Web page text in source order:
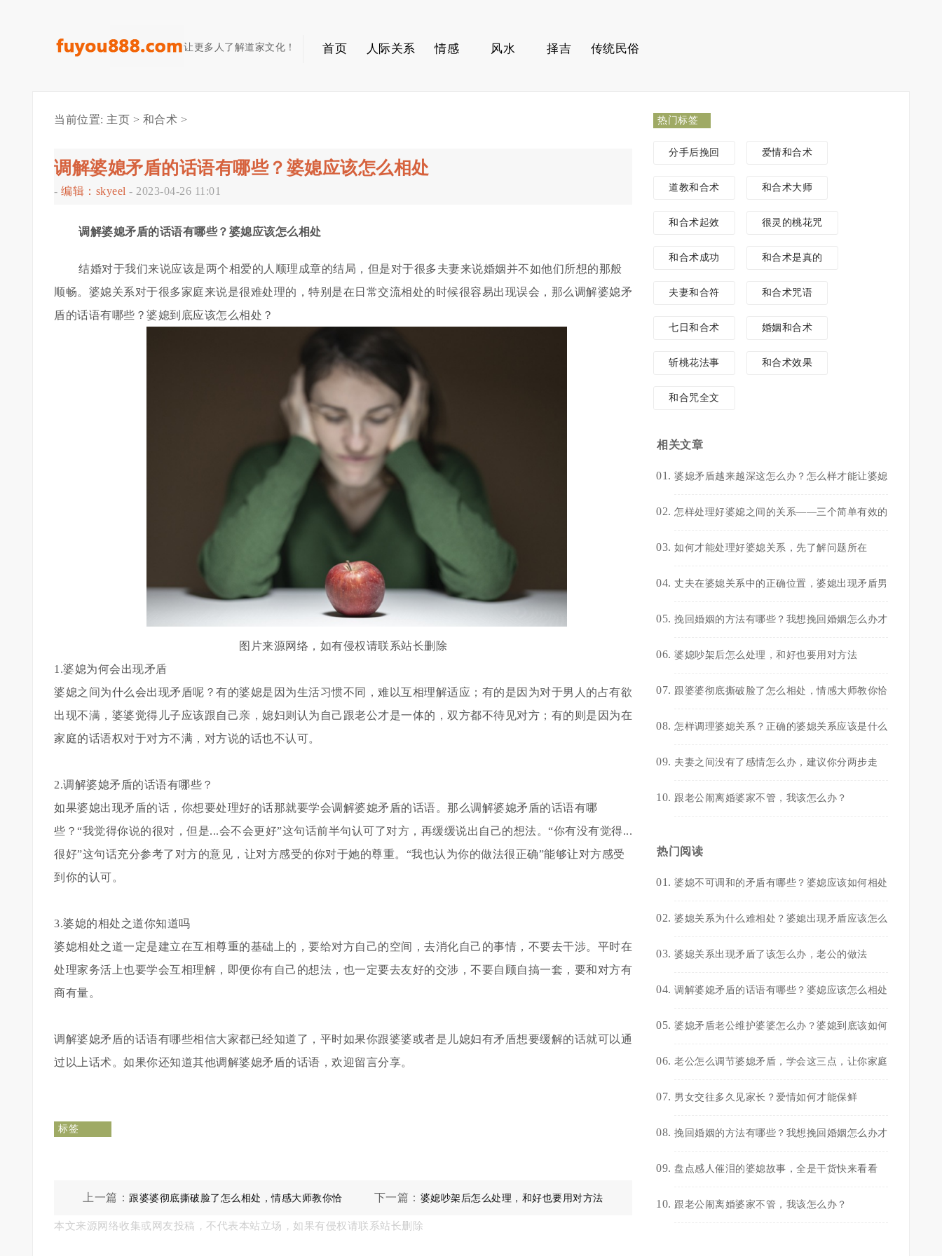
让更多人了解道家文化！ 首页 人际关系 情感 风水 择吉 传统民俗
当前位置: 主页 > 和合术 >
调解婆媳矛盾的话语有哪些？婆媳应该怎么相处
- 编辑：skyeel - 2023-04-26 11:01
调解婆媳矛盾的话语有哪些？婆媳应该怎么相处
结婚对于我们来说应该是两个相爱的人顺理成章的结局，但是对于很多夫妻来说婚姻并不如他们所想的那般
顺畅。婆媳关系对于很多家庭来说是很难处理的，特别是在日常交流相处的时候很容易出现误会，那么调解婆媳矛
盾的话语有哪些？婆媳到底应该怎么相处？
图片来源网络，如有侵权请联系站长删除
1.婆媳为何会出现矛盾
婆媳之间为什么会出现矛盾呢？有的婆媳是因为生活习惯不同，难以互相理解适应；有的是因为对于男人的占有欲
出现不满，婆婆觉得儿子应该跟自己亲，媳妇则认为自己跟老公才是一体的，双方都不待见对方；有的则是因为在
家庭的话语权对于对方不满，对方说的话也不认可。
2.调解婆媳矛盾的话语有哪些？
如果婆媳出现矛盾的话，你想要处理好的话那就要学会调解婆媳矛盾的话语。那么调解婆媳矛盾的话语有哪
些？“我觉得你说的很对，但是...会不会更好”这句话前半句认可了对方，再缓缓说出自己的想法。“你有没有觉得...
很好”这句话充分参考了对方的意见，让对方感受的你对于她的尊重。“我也认为你的做法很正确”能够让对方感受
到你的认可。
3.婆媳的相处之道你知道吗
婆媳相处之道一定是建立在互相尊重的基础上的，要给对方自己的空间，去消化自己的事情，不要去干涉。平时在
处理家务活上也要学会互相理解，即便你有自己的想法，也一定要去友好的交涉，不要自顾自搞一套，要和对方有
商有量。
调解婆媳矛盾的话语有哪些相信大家都已经知道了，平时如果你跟婆婆或者是儿媳妇有矛盾想要缓解的话就可以通
过以上话术。如果你还知道其他调解婆媳矛盾的话语，欢迎留言分享。
标签
上一篇： 跟婆婆彻底撕破脸了怎么相处，情感大师教你恰
到好处的方法
下一篇： 婆媳吵架后怎么处理，和好也要用对方法
本文来源网络收集或网友投稿，不代表本站立场，如果有侵权请联系站长删除
热门标签
分手后挽回 爱情和合术
道教和合术 和合术大师
和合术起效 很灵的桃花咒
和合术成功 和合术是真的
夫妻和合符 和合术咒语
七日和合术 婚姻和合术
斩桃花法事 和合术效果
和合咒全文
相关文章
婆媳矛盾越来越深这怎么办？怎么样才能让婆媳
怎样处理好婆媳之间的关系——三个简单有效的
如何才能处理好婆媳关系，先了解问题所在
丈夫在婆媳关系中的正确位置，婆媳出现矛盾男
挽回婚姻的方法有哪些？我想挽回婚姻怎么办才
婆媳吵架后怎么处理，和好也要用对方法
跟婆婆彻底撕破脸了怎么相处，情感大师教你恰
怎样调理婆媳关系？正确的婆媳关系应该是什么
夫妻之间没有了感情怎么办，建议你分两步走
跟老公闹离婚婆家不管，我该怎么办？
热门阅读
婆媳不可调和的矛盾有哪些？婆媳应该如何相处
婆媳关系为什么难相处？婆媳出现矛盾应该怎么
婆媳关系出现矛盾了该怎么办，老公的做法
调解婆媳矛盾的话语有哪些？婆媳应该怎么相处
婆媳矛盾老公维护婆婆怎么办？婆媳到底该如何
老公怎么调节婆媳矛盾，学会这三点，让你家庭
男女交往多久见家长？爱情如何才能保鲜
挽回婚姻的方法有哪些？我想挽回婚姻怎么办才
盘点感人催泪的婆媳故事，全是干货快来看看
跟老公闹离婚婆家不管，我该怎么办？